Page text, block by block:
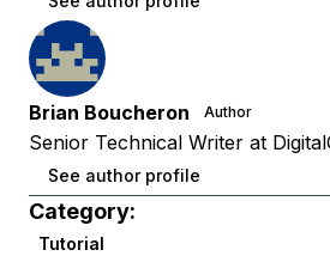
Brian Boucheron Author
Senior Technical Writer at
See author profile
Category:
Tutorial